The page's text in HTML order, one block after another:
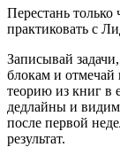
Перестань
практиковать с
Записывай
блокам и
теорию из книг в
дедлайны и
после первой
результат.